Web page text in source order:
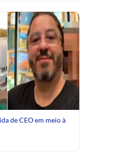
de CEO em meio à